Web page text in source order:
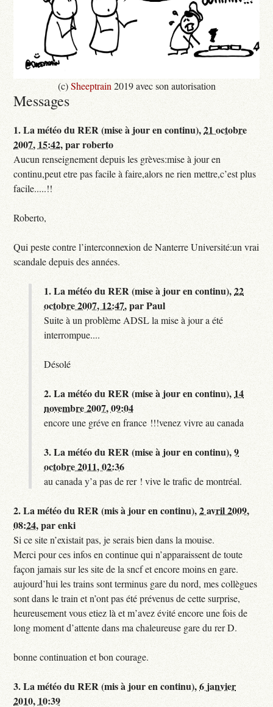
(c)Sheeptrain 2019 avec son autorisation
Messages
1.La météo du RER (mise à jour en continu),21 octobre
2007, 15:42,parroberto
Aucun renseignement depuis les grèves:mise à jour en
continu,peut etre pas facile à faire,alors ne rien mettre,c’est plus
facile.....!!
Roberto,
Qui peste contre l’interconnexion de Nanterre Université:un vrai
scandale depuis des années.
1.La météo du RER (mise à jour en continu),22
octobre 2007, 12:47,parPaul
Suite à un problème ADSL la mise à jour a été
interrompue....
Désolé
2.La météo du RER (mise à jour en continu), 14
novembre 2007, 09:04
encore une gréve en france !!!venez vivre au canada
3.La météo du RER (mise à jour en continu),9
octobre 2011, 02:36
au canada y’a pas de rer ! vive le trafic de montréal.
2.La météo du RER (mis à jour en continu),2 avril 2009,
08:24,parenki
Si ce site n’existait pas, je serais bien dans la mouise.
Merci pour ces infos en continue qui n’apparaissent de toute
façon jamais sur les site de la sncf et encore moins en gare.
aujourd’hui les trains sont terminus gare du nord, mes collègues
sont dans le train et n’ont pas été prévenus de cette surprise,
heureusement vous etiez là et m’avez évité encore une fois de
long moment d’attente dans ma chaleureuse gare du rer D.
bonne continuation et bon courage.
3.La météo du RER (mis à jour en continu),6 janvier
2010, 10:39